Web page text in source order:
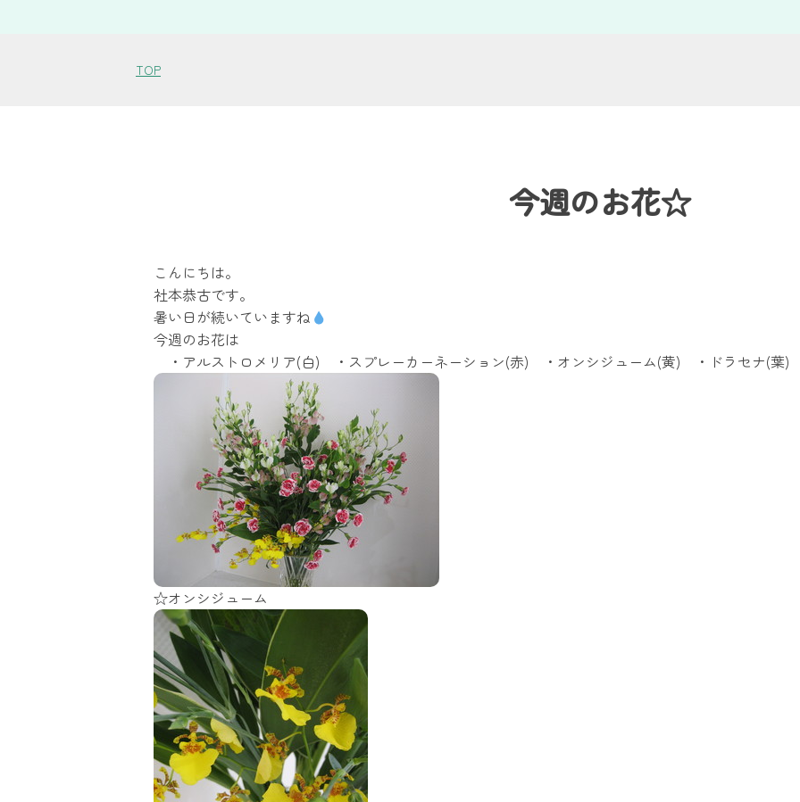
TOP
今週のお花☆
こんにちは。
社本恭古です。
暑い日が続いていますね
今週のお花は
・アルストロメリア(白) ・スプレーカーネーション(赤) ・オンシジューム(黄) ・ドラセナ(葉
☆オンシジューム